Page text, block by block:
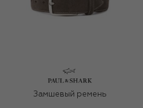
Замшевый ремень